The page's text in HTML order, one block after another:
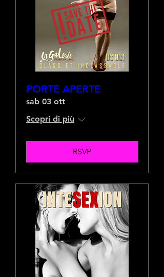
PORTE APERTE
sab 03 ott
Scopri di più
RSVP